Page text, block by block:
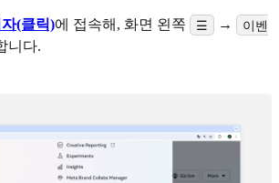
(클릭)에 접속해, 화면 왼쪽 ☰ →
이벤
니다.